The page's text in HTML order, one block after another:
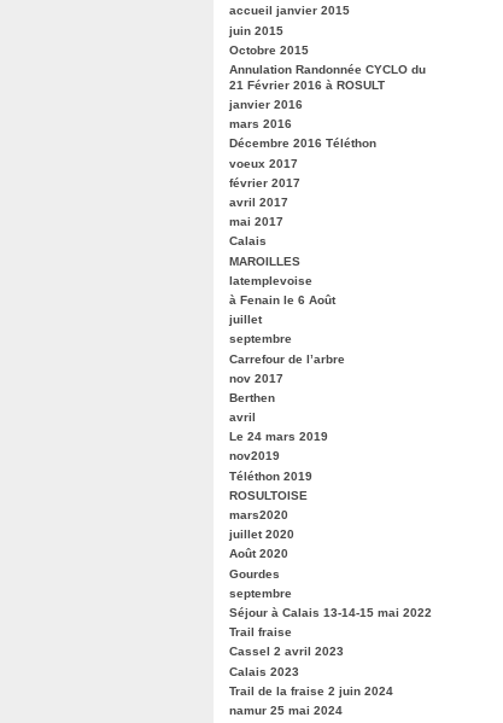
accueil janvier 2015
juin 2015
Octobre 2015
Annulation Randonnée CYCLO du
21 Février 2016 à ROSULT
janvier 2016
mars 2016
Décembre 2016 Téléthon
voeux 2017
février 2017
avril 2017
mai 2017
Calais
MAROILLES
latemplevoise
à Fenain le 6 Août
juillet
septembre
Carrefour de l’arbre
nov 2017
Berthen
avril
Le 24 mars 2019
nov2019
Téléthon 2019
ROSULTOISE
mars2020
juillet 2020
Août 2020
Gourdes
septembre
Séjour à Calais 13-14-15 mai 2022
Trail fraise
Cassel 2 avril 2023
Calais 2023
Trail de la fraise 2 juin 2024
namur 25 mai 2024